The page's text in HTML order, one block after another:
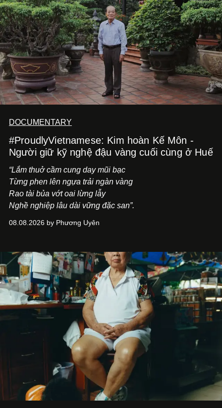
tiến về phía trước.
DOCUMENTARY
#ProudlyVietnamese: Kim hoàn Kế Môn -
Người giữ kỹ nghệ đậu vàng cuối cùng ở Huế
“Lắm thuở cầm cung day mũi bạc
Từng phen lên ngựa trải ngàn vàng
Rao tài bủa vớt oai lừng lẫy
Nghề nghiệp lâu dài vững đặc san”.
08.08.2026 by Phương Uyên